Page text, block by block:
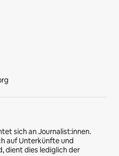
sich an Journalist:innen.
auf Unterkünfte und
dient dies lediglich der